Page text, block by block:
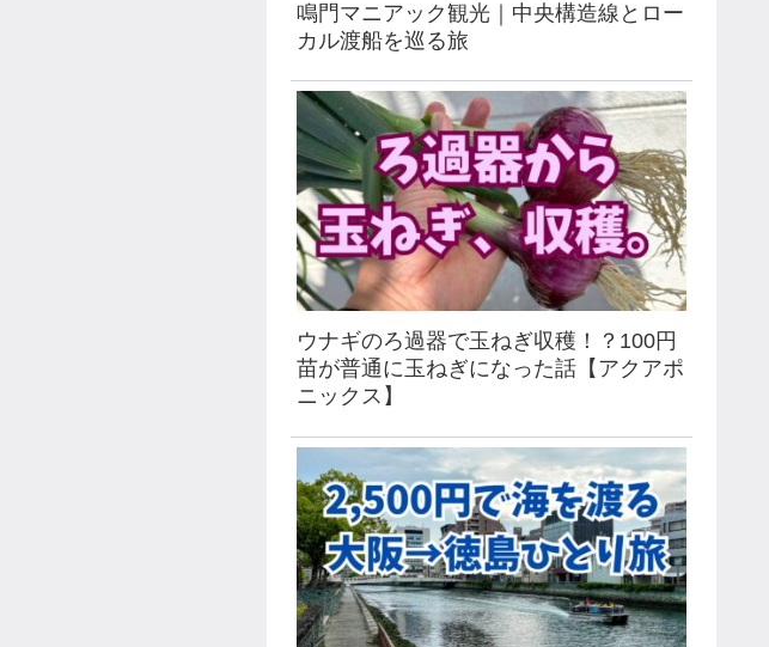
鳴門マニアック観光｜中央構造線とロー
カル渡船を巡る旅
ウナギのろ過器で玉ねぎ収穫！？100円
苗が普通に玉ねぎになった話【アクアポ
ニックス】